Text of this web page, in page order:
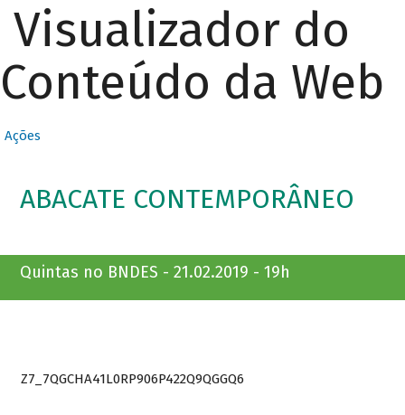
Visualizador do
Conteúdo da Web
Ações
ABACATE CONTEMPORÂNEO
Quintas no BNDES - 21.02.2019 - 19h
Z7_7QGCHA41L0RP906P422Q9QGGQ6